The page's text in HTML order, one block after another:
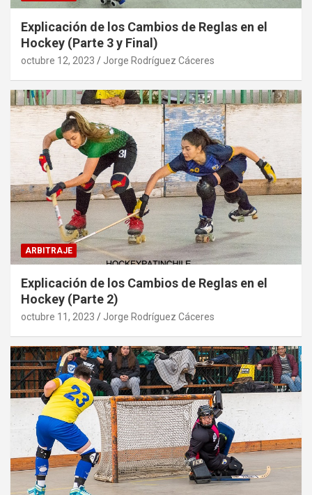
Explicación de los Cambios de Reglas en el
Hockey (Parte 3 y Final)
octubre 12, 2023 Jorge Rodríguez Cáceres
ARBITRAJE
Explicación de los Cambios de Reglas en el
Hockey (Parte 2)
octubre 11, 2023 Jorge Rodríguez Cáceres